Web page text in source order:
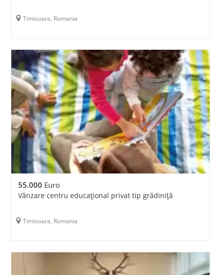
Timisoara, Romania
55.000 Euro
Vânzare centru educațional privat tip grădiniță
Timisoara, Romania